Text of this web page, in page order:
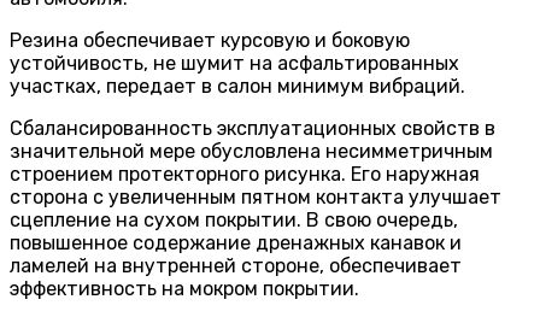
Резина обеспечивает курсовую и боковую
устойчивость, не шумит на асфальтированных
участках, передает в салон минимум вибраций.
Сбалансированность эксплуатационных свойств в
значительной мере обусловлена несимметричным
строением протекторного рисунка. Его наружная
сторона с увеличенным пятном контакта улучшает
сцепление на сухом покрытии. В свою очередь,
повышенное содержание дренажных канавок и
ламелей на внутренней стороне, обеспечивает
эффективность на мокром покрытии.